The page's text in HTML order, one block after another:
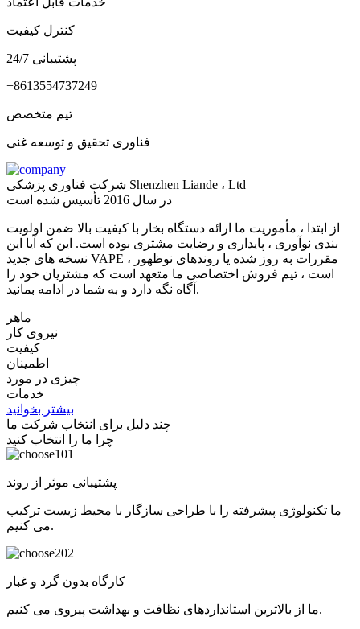
کنترل کیفیت
پشتیبانی 24/7
+8613554737249
تیم متخصص
فناوری تحقیق و توسعه غنی
شرکت فناوری پزشکی Shenzhen Liande ، Ltd
در سال 2016 تأسیس شده است
از ابتدا ، مأموریت ما ارائه دستگاه بخار با کیفیت بالا ضمن اولویت
بندی نوآوری ، پایداری و رضایت مشتری بوده است. این که آیا این
نسخه های جدید VAPE ، مقررات به روز شده یا روندهای نوظهور
است ، تیم فروش اختصاصی ما متعهد است که مشتریان خود را
آگاه نگه دارد و به شما در ادامه بمانید.
ماهر
نیروی کار
کیفیت
اطمینان
چیزی در مورد
خدمات
بیشتر بخوانید
چند دلیل برای انتخاب شرکت ما
چرا ما را انتخاب کنید
01
پشتیبانی موثر از روند
ما تکنولوژی پیشرفته را با طراحی سازگار با محیط زیست ترکیب
می کنیم.
02
کارگاه بدون گرد و غبار
ما از بالاترین استانداردهای نظافت و بهداشت پیروی می کنیم.